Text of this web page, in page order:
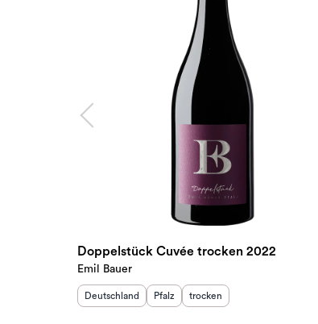
Doppelstück Cuvée trocken 2022
Emil Bauer
Herkunftsland
Deutschland Herkunftsregion
Pfalz Geschmack
trocken